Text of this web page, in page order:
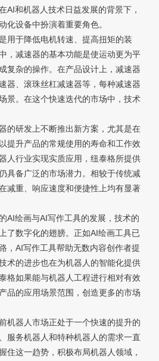
AI和机器人技术日益发展的背景下，
化设备中扮演着重要角色。
于降低电机转速、提高扭矩的装
，减速器的基本功能是使运动更为平
复杂的操作。在产品设计上，减速器
器、滚珠丝杠减速器等，每种减速器
景。在这个快速迭代的市场中，技术
研发上不断推出新方案，尤其是在
提升产品的常规使用的寿命和工作效
人行业实现实质应用，纽泰格所提供
具备广泛的市场潜力。相较于传统减
减重、响应速度和便捷性上均有显著
绘画与AI写作工具的发展，技术的
了数字化的翅膀。正如AI绘画工具已
，AI写作工具帮助无数内容创作者提
术的进步也在为机器人的智能化提供
格如果能与机器人工程进行相对有效
品的应用场景范围，创造更多的市场
器人市场正处于一个快速的提升的
服务机器人和特种机器人的需求一直
住这一趋势，积极布局机器人领域，